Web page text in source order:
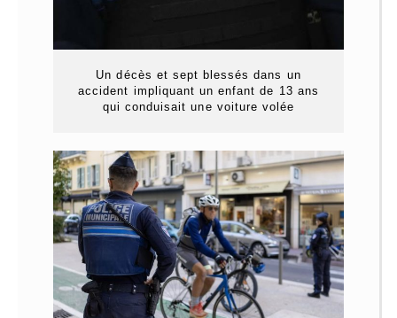
Un décès et sept blessés dans un
accident impliquant un enfant de 13 ans
qui conduisait une voiture volée